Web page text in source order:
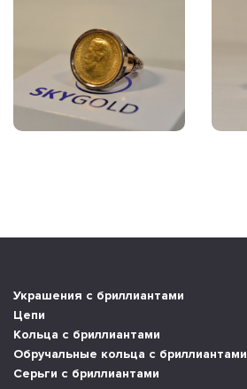
Украшения с бриллиантами
Цепи
Кольца с бриллиантами
Обручальные кольца с бриллиантами
Серьги с бриллиантами